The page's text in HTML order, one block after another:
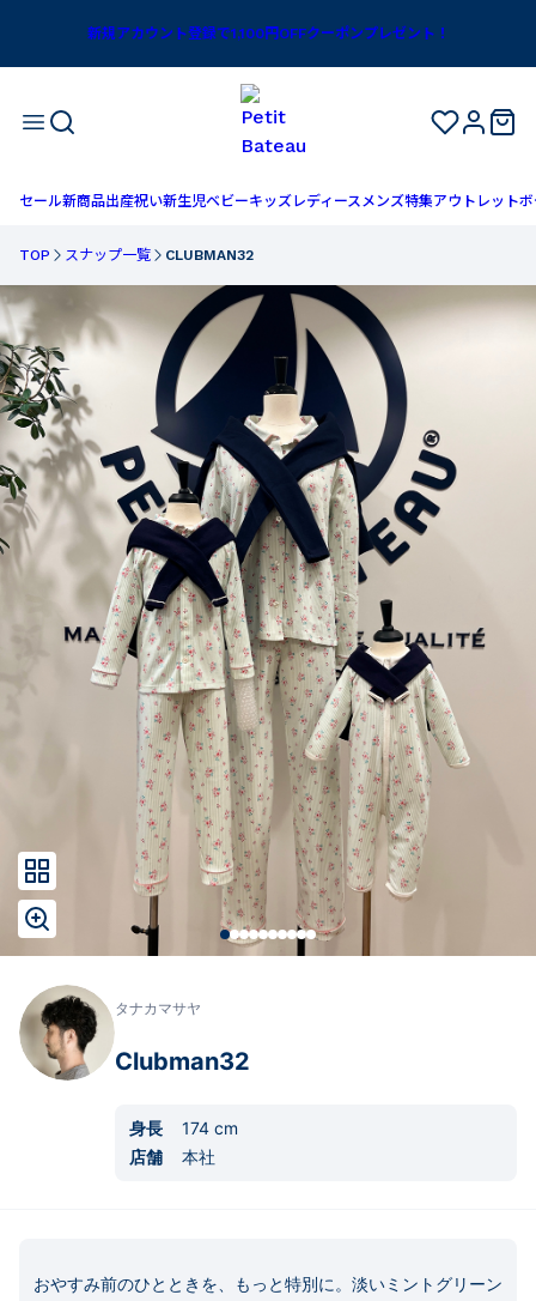
新規アカウント登録で1,100円OFFクーポンプレゼント！
セール新商品出産祝い新生児ベビーキッズ レディースメンズ特集アウトレットボ
TOP スナップ一覧 CLUBMAN32
タナカマサヤ
Clubman32
身長 174 cm
店舗
本社
おやすみ前のひとときを、もっと特別に。淡いミントグリーン